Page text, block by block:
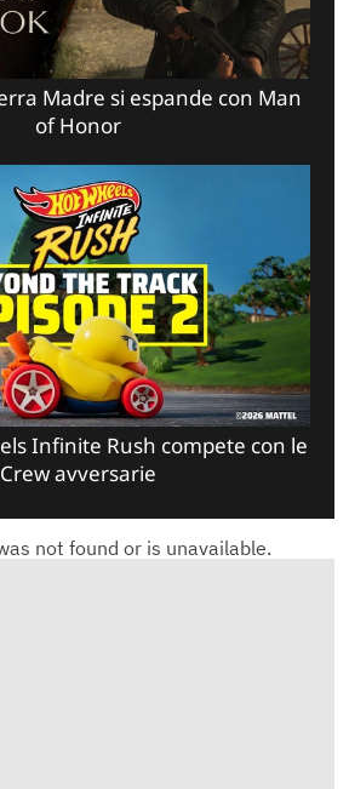
Madre si espande con Man
of Honor
Infinite Rush compete con le
Crew avversarie